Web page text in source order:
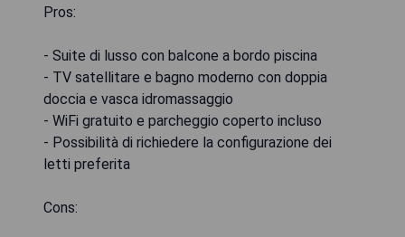
Pros:
- Suite di lusso con balcone a bordo piscina
- TV satellitare e bagno moderno con doppia
doccia e vasca idromassaggio
- WiFi gratuito e parcheggio coperto incluso
- Possibilità di richiedere la configurazione dei
letti preferita
Cons: